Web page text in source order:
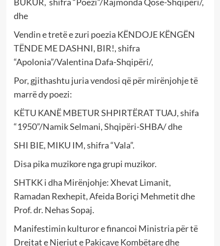
dhe
Vendin e tretë e zuri poezia KËNDOJE KËNGËN
TËNDE ME DASHNI, BIR!, shifra
“Apolonia”/Valentina Dafa-Shqipëri/,
Por, gjithashtu juria vendosi që për mirënjohje të
marrë dy poezi:
KËTU KANË MBETUR SHPIRTËRAT TUAJ, shifa
“1950”/Namik Selmani, Shqipëri-SHBA/ dhe
SHI BIE, MIKU IM, shifra “Vala”.
Disa pika muzikore nga grupi muzikor.
SHTKK i dha Mirënjohje: Xhevat Limanit,
Ramadan Rexhepit, Afeida Boriçi Mehmetit dhe
Prof. dr. Nehas Sopaj.
Manifestimin kulturor e financoi Ministria për të
Drejtat e Njeriut e Pakicave Kombëtare dhe